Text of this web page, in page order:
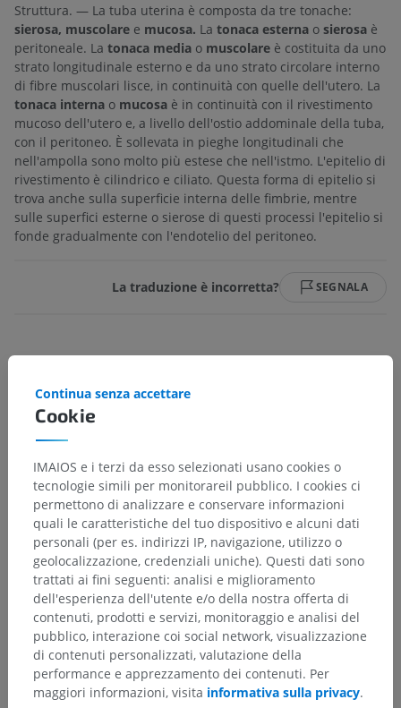
Struttura. — La tuba uterina è composta da tre tonache:
sierosa, muscolare e mucosa. La tonaca esterna o sierosa è
peritoneale. La tonaca media o muscolare è costituita da uno
strato longitudinale esterno e da uno strato circolare interno
di fibre muscolari lisce, in continuità con quelle dell'utero. La
tonaca interna o mucosa è in continuità con il rivestimento
mucoso dell'utero e, a livello dell'ostio addominale della tuba,
con il peritoneo. È sollevata in pieghe longitudinali che
nell'ampolla sono molto più estese che nell'istmo. L'epitelio di
rivestimento è cilindrico e ciliato. Questa forma di epitelio si
trova anche sulla superficie interna delle fimbrie, mentre
sulle superfici esterne o sierose di questi processi l'epitelio si
fonde gradualmente con l'endotelio del peritoneo.
La traduzione è incorretta? SEGNALA
Galleria
Gerarchia anatomica
Anatomia umana 2
Cookie
Continua senza accettare
IMAIOS e i terzi da esso selezionati usano cookies o
tecnologie simili per monitorareil pubblico. I cookies ci
permettono di analizzare e conservare informazioni
quali le caratteristiche del tuo dispositivo e alcuni dati
personali (per es. indirizzi IP, navigazione, utilizzo o
geolocalizzazione, credenziali uniche). Questi dati sono
trattati ai fini seguenti: analisi e miglioramento
dell'esperienza dell'utente e/o della nostra offerta di
contenuti, prodotti e servizi, monitoraggio e analisi del
pubblico, interazione coi social network, visualizzazione
di contenuti personalizzati, valutazione della
performance e apprezzamento dei contenuti. Per
maggiori informazioni, visita informativa sulla privacy.